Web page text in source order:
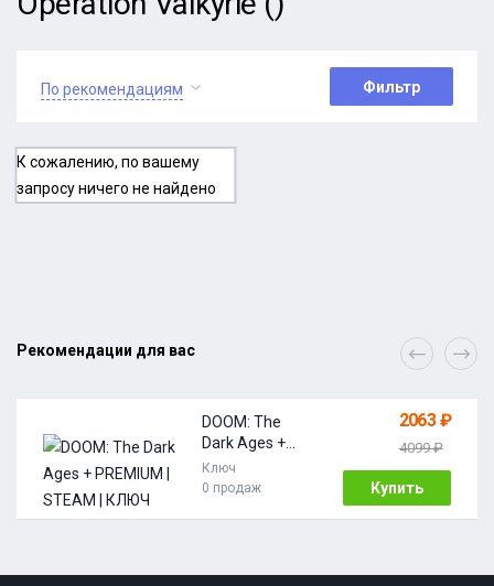
По рекомендациям Фильтр
К сожалению, по вашему
запросу ничего не найдено
Рекомендации для вас
DOOM: The
Dark Ages +
PREMIUM |
STEAM | КЛЮЧ
Ключ
0 продаж
2063 ₽
4099 ₽
Купить